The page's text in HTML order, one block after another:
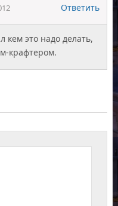
Ответить
кем это надо делать,
крафтером.